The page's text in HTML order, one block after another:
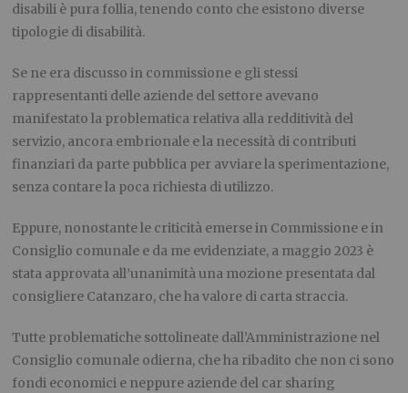
disabili è pura follia, tenendo conto che esistono diverse
tipologie di disabilità.
Se ne era discusso in commissione e gli stessi
rappresentanti delle aziende del settore avevano
manifestato la problematica relativa alla redditività del
servizio, ancora embrionale e la necessità di contributi
finanziari da parte pubblica per avviare la sperimentazione,
senza contare la poca richiesta di utilizzo.
Eppure, nonostante le criticità emerse in Commissione e in
Consiglio comunale e da me evidenziate, a maggio 2023 è
stata approvata all’unanimità una mozione presentata dal
consigliere Catanzaro, che ha valore di carta straccia.
Tutte problematiche sottolineate dall’Amministrazione nel
Consiglio comunale odierna, che ha ribadito che non ci sono
fondi economici e neppure aziende del car sharing